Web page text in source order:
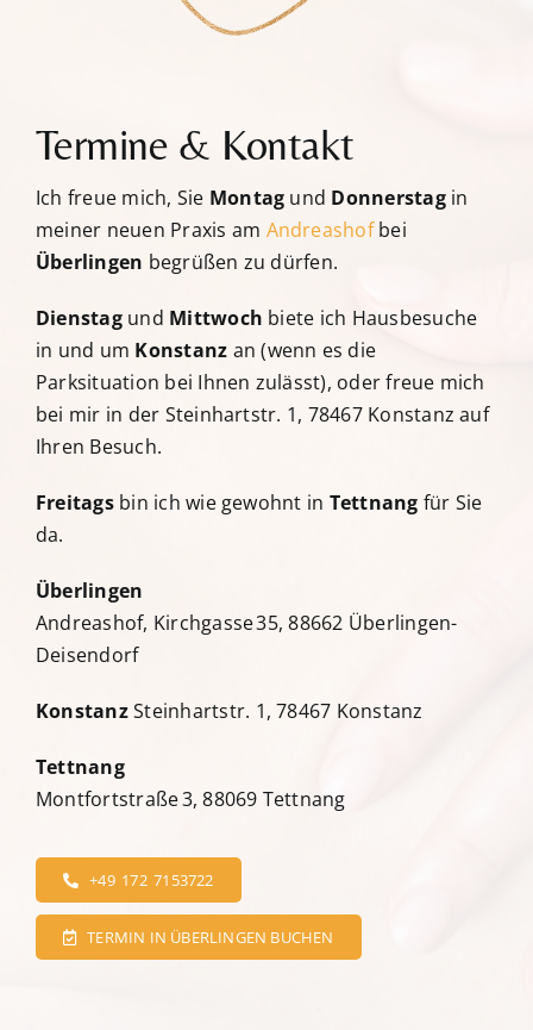
Termine & Kontakt
Ich freue mich, Sie Montag und Donnerstagin
meiner neuen Praxis am Andreashofbei
Überlingen begrüßen zu dürfen.
Dienstagund Mittwoch biete ich Hausbesuche
in und um Konstanz an (wenn es die
Parksituation bei Ihnen zulässt), oder freue mich
bei mir in der Steinhartstr. 1, 78467 Konstanz auf
Ihren Besuch.
Freitagsbin ich wie gewohnt in Tettnang für Sie
da.
Überlingen
Andreashof, Kirchgasse 35, 88662 Überlingen-
Deisendorf
KonstanzSteinhartstr. 1, 78467 Konstanz
Tettnang
Montfortstraße 3, 88069 Tettnang
+49 172 7153722
TERMIN IN ÜBERLINGEN BUCHEN